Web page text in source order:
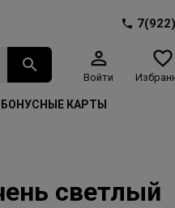
Войти
БОНУСНЫЕ КАРТЫ
светлый